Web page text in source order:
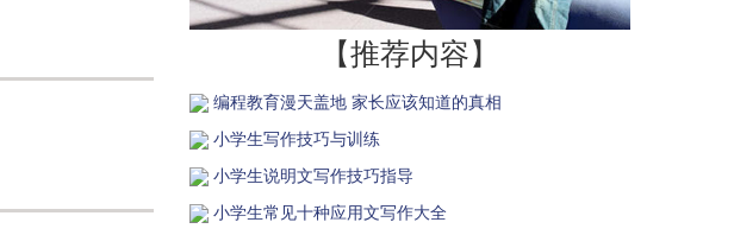
【推荐内容】
编程教育漫天盖地 家长应该知道的真相
小学生写作技巧与训练
小学生说明文写作技巧指导
小学生常见十种应用文写作大全